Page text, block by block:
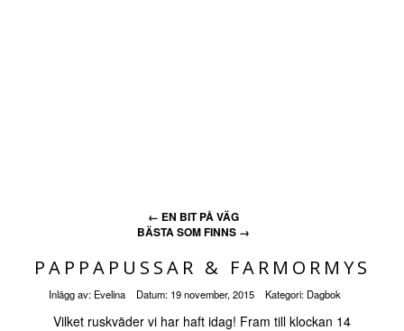
← EN BIT PÅ VÄG
BÄSTA SOM FINNS →
PAPPAPUSSAR & FARMORMYS
Inlägg av: Evelina Datum: 19 november, 2015 Kategori: Dagbok
Vilket ruskväder vi har haft idag! Fram till klockan 14